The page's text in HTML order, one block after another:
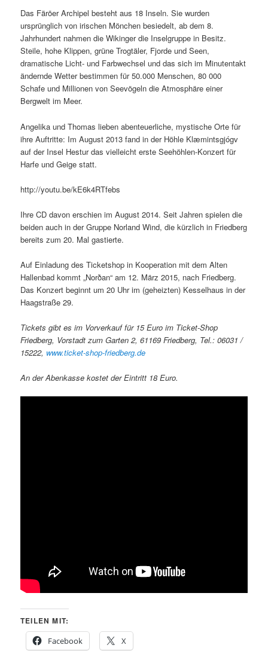
Das Färöer Archipel besteht aus 18 Inseln. Sie wurden
ursprünglich von irischen Mönchen besiedelt, ab dem 8.
Jahrhundert nahmen die Wikinger die Inselgruppe in Besitz.
Steile, hohe Klippen, grüne Trogtäler, Fjorde und Seen,
dramatische Licht- und Farbwechsel und das sich im Minutentakt
ändernde Wetter bestimmen für 50.000 Menschen, 80 000
Schafe und Millionen von Seevögeln die Atmosphäre einer
Bergwelt im Meer.
Angelika und Thomas lieben abenteuerliche, mystische Orte für
ihre Auftritte: Im August 2013 fand in der Höhle Klæmintsgjógv
auf der Insel Hestur das vielleicht erste Seehöhlen-Konzert für
Harfe und Geige statt.
http://youtu.be/kE6k4RTfebs
Ihre CD davon erschien im August 2014. Seit Jahren spielen die
beiden auch in der Gruppe Norland Wind, die kürzlich in Friedberg
bereits zum 20. Mal gastierte.
Auf Einladung des Ticketshop in Kooperation mit dem Alten
Hallenbad kommt „Norðan“ am 12. März 2015, nach Friedberg.
Das Konzert beginnt um 20 Uhr im (geheizten) Kesselhaus in der
Haagstraße 29.
Tickets gibt es im Vorverkauf für 15 Euro im Ticket-Shop
Friedberg, Vorstadt zum Garten 2, 61169 Friedberg, Tel.: 06031 /
15222, www.ticket-shop-friedberg.de
An der Abenkasse kostet der Eintritt 18 Euro.
TEILEN MIT:
Facebook
X